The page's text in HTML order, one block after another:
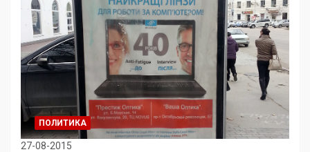
ПОЛИТИКА
27-08-2015